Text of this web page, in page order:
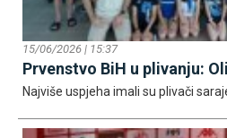
15/06/2026 | 15:37
Prvenstvo BiH u plivanju:
Najviše uspjeha imali su plivači